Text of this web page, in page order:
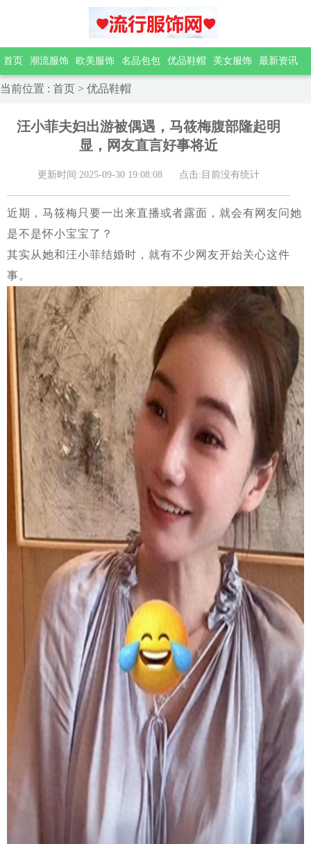
首页 潮流服饰 欧美服饰 名品包包 优品鞋帽 美女服饰 最新资讯
当前位置 : 首页 > 优品鞋帽
汪小菲夫妇出游被偶遇，马筱梅腹部隆起明
显，网友直言好事将近
更新时间:2025-09-30 19:08:08 点击:目前没有统计
近期，马筱梅只要一出来直播或者露面，就会有网友问她
是不是怀小宝宝了？
其实从她和汪小菲结婚时，就有不少网友开始关心这件
事。